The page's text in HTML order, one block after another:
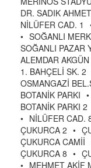
DR. SADIK
NİLÜFER CAD. 1
• SOĞANLI
SOĞANLI PAZAR
ALEMDAR
1. BAHÇELİ SK. 2
OSMANGAZİ
BOTANİK PARKI •
BOTANİK PARKI 2
• NİLÜFER CAD.
ÇUKURCA 2 •
ÇUKURCA CAMİİ
ÇUKURCA 8 •
• MEHMET AKİF